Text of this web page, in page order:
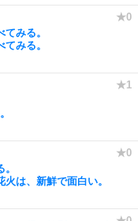
みる。
みる。
は、新鮮で面白い。